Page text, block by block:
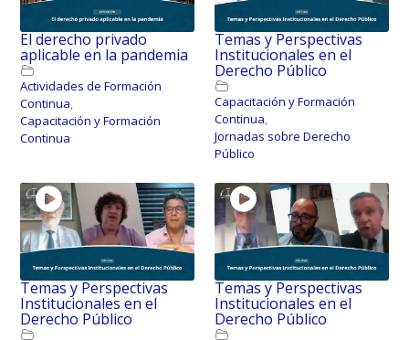
El derecho privado
aplicable en la pandemia
Actividades de Formación
Continua,
Capacitación y Formación
Continua
Temas y Perspectivas
Institucionales en el
Derecho Público
Capacitación y Formación
Continua,
Jornadas sobre Derecho
Público
Temas y Perspectivas
Institucionales en el
Derecho Público
Temas y Perspectivas
Institucionales en el
Derecho Público